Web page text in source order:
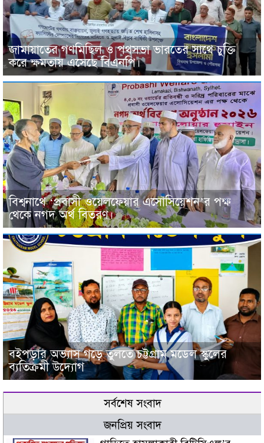
জামায়াতের গণমিছিল ও পথসভা ভারতের সাথে চুক্তি
করে ক্ষমতায় এসেছে বিএনপি।
বিশ্বনাথে ‘প্রবাসী ওয়েলফেয়ার এসোসিয়েশন’র পক্ষ
থেকে নগদ অর্থ বিতরণ।
বইপড়ার অভ্যাস গড়ে তুলতে চট্টগ্রাম মডেল স্কুলের
ব্যতিক্রমী উদ্যোগ
সর্বশেষ সংবাদ
জনপ্রিয় সংবাদ